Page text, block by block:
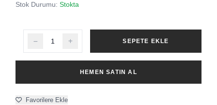
Stok Durumu: Stokta
SEPETE EKLE
HEMEN SATIN AL
Favorilere Ekle